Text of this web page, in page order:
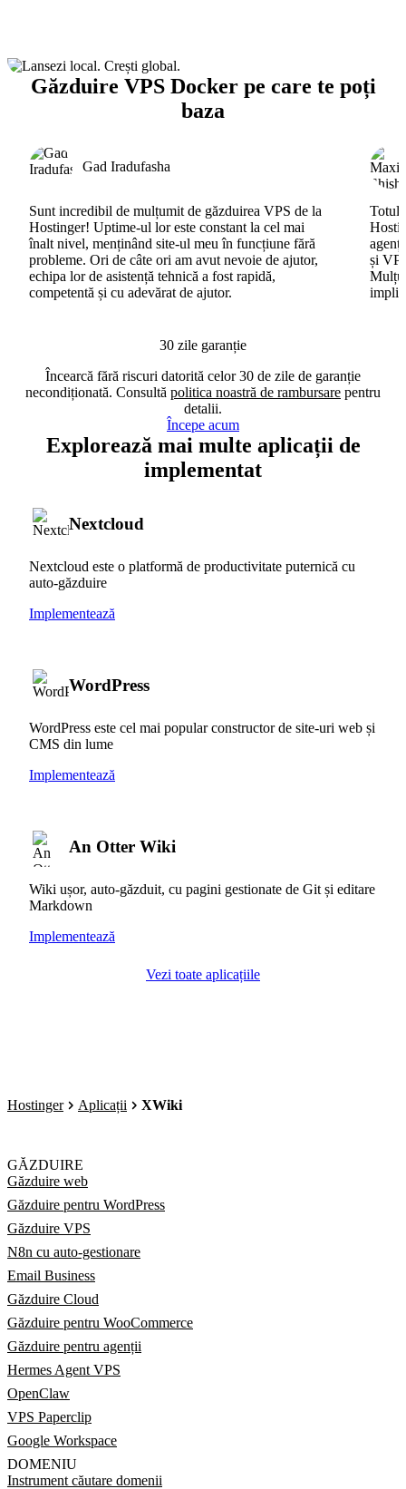
Găzduire VPS Docker pe care te poți
baza
Gad Iradufasha
Sunt incredibil de mulțumit de găzduirea VPS de la
Hostinger! Uptime-ul lor este constant la cel mai
înalt nivel, menținând site-ul meu în funcțiune fără
probleme. Ori de câte ori am avut nevoie de ajutor,
echipa lor de asistență tehnică a fost rapidă,
competentă și cu adevărat de ajutor.
Totul
și
30 zile garanție
Încearcă fără riscuri datorită celor 30 de zile de garanție
necondiționată. Consultă politica noastră de rambursare pentru
detalii.
Începe acum
Explorează mai multe aplicații de
implementat
Nextcloud
Nextcloud este o platformă de productivitate puternică cu
auto-găzduire
Implementează
WordPress
WordPress este cel mai popular constructor de site-uri web și
CMS din lume
Implementează
An Otter Wiki
Wiki ușor, auto-găzduit, cu pagini gestionate de Git și editare
Markdown
Implementează
Vezi toate aplicațiile
Hostinger Aplicații XWiki
GĂZDUIRE
Găzduire web
Găzduire pentru WordPress
Găzduire VPS
N8n cu auto-gestionare
Email Business
Găzduire Cloud
Găzduire pentru WooCommerce
Găzduire pentru agenții
Hermes Agent VPS
OpenClaw
VPS Paperclip
Google Workspace
DOMENIU
Instrument căutare domenii